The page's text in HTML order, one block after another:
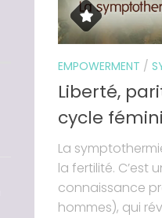
EMPOWERMENT /
Liberté,
cycle
La
la fertilité. C’est
connaissance
hommes), qui